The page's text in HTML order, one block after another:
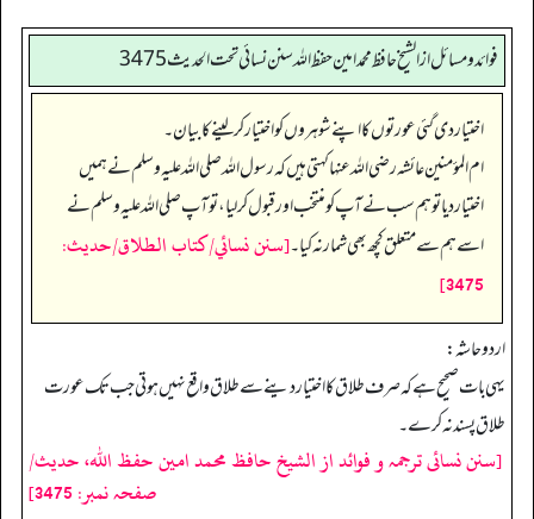
فوائد ومسائل از الشيخ حافظ محمد امين حفظ الله سنن نسائي تحت الحديث3475
اختیار دی گئی عورتوں کا اپنے شوہروں کو اختیار کر لینے کا بیان۔
ام المؤمنین عائشہ رضی الله عنہا کہتی ہیں کہ رسول اللہ صلی اللہ علیہ وسلم نے ہمیں
اختیار دیا تو ہم سب نے آپ کو منتخب اور قبول کر لیا، تو آپ صلی اللہ علیہ وسلم نے
اسے ہم سے متعلق کچھ بھی شمار نہ کیا۔[سنن نسائي/كتاب الطلاق/حدیث:
3475]
اردو حاشہ:
یہی بات صحیح ہے کہ صرف طلاق کا اختیار دینے سے طلاق واقع نہیں ہوتی جب تک عورت
طلاق پسند نہ کرے۔
[سنن نسائی ترجمہ و فوائد از الشیخ حافظ محمد امین حفظ اللہ، حدیث/
صفحہ نمبر: 3475]